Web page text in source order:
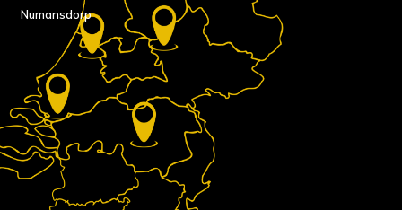
Numansdorp